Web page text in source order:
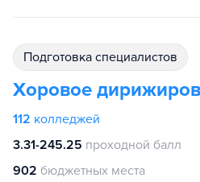
подготовка специалистов
Хоровое
112 колледжей
3.31-245.25 проходной балл
902 бюджетных места